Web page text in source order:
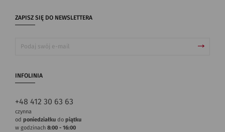
ZAPISZ SIĘ DO NEWSLETTERA
INFOLINIA
+48 412 30 63 63
czynna
od poniedziałku do piątku
w godzinach 8:00 - 16:00